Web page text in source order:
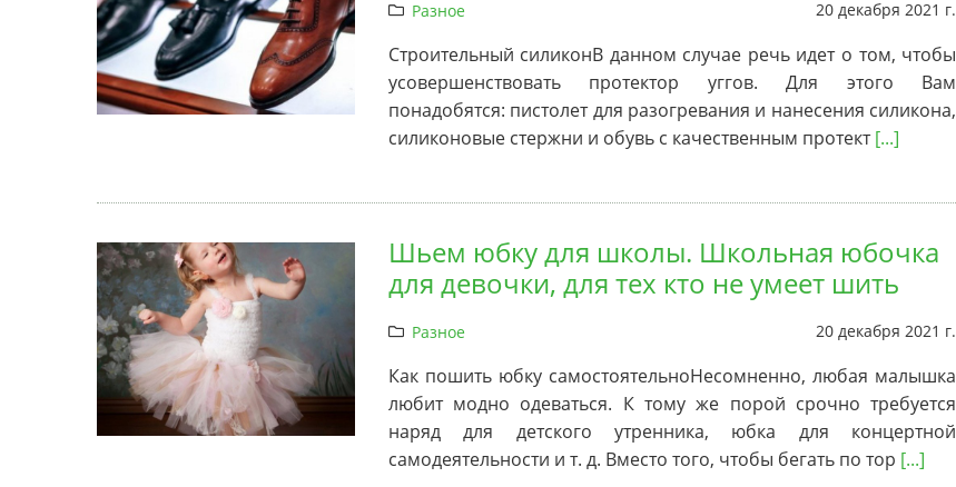
Разное 20 декабря 2021 г.
Строительный силиконВ данном случае речь идет о том, чтобы
усовершенствовать протектор уггов. Для этого Вам
понадобятся: пистолет для разогревания и нанесения силикона,
силиконовые стержни и обувь с качественным протект[...]
Шьем юбку для школы. Школьная юбочка
для девочки, для тех кто не умеет шить
Разное 20 декабря 2021 г.
Как пошить юбку самостоятельноНесомненно, любая малышка
любит модно одеваться. К тому же порой срочно требуется
наряд для детского утренника, юбка для концертной
самодеятельности и т. д. Вместо того, чтобы бегать по тор [...]